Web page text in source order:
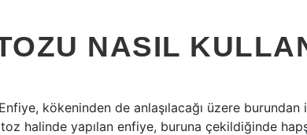
NASIL
kökeninden de anlaşılacağı üzere
halinde yapılan enfiye, buruna çekildiğinde